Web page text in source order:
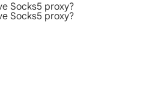
Socks5 proxy?
Socks5 proxy?